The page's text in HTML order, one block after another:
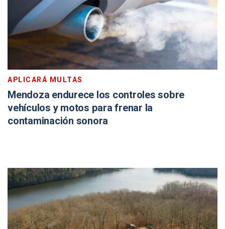
APLICARÁ MULTAS
Mendoza endurece los controles sobre
vehículos y motos para frenar la
contaminación sonora